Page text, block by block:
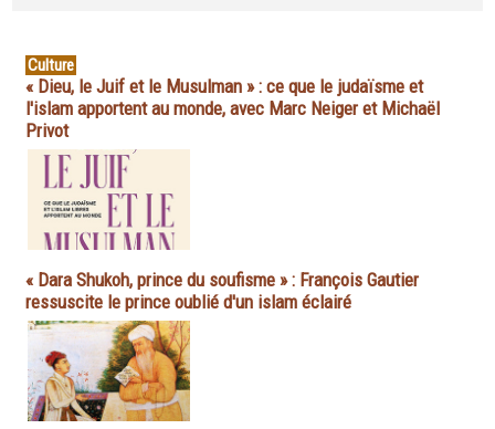
Culture
« Dieu, le Juif et le Musulman » : ce que le judaïsme et
l'islam apportent au monde, avec Marc Neiger et Michaël
Privot
« Dara Shukoh, prince du soufisme » : François Gautier
ressuscite le prince oublié d'un islam éclairé